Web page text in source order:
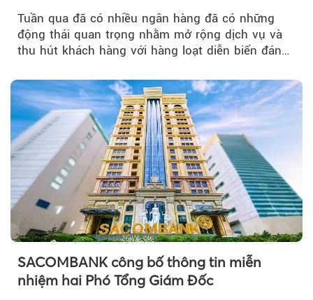
Tuần qua đã có nhiều ngân hàng đã có những
động thái quan trọng nhằm mở rộng dịch vụ và
thu hút khách hàng với hàng loạt diễn biến đáng
SACOMBANK công bố thông tin miễn
nhiệm hai Phó Tổng Giám Đốc